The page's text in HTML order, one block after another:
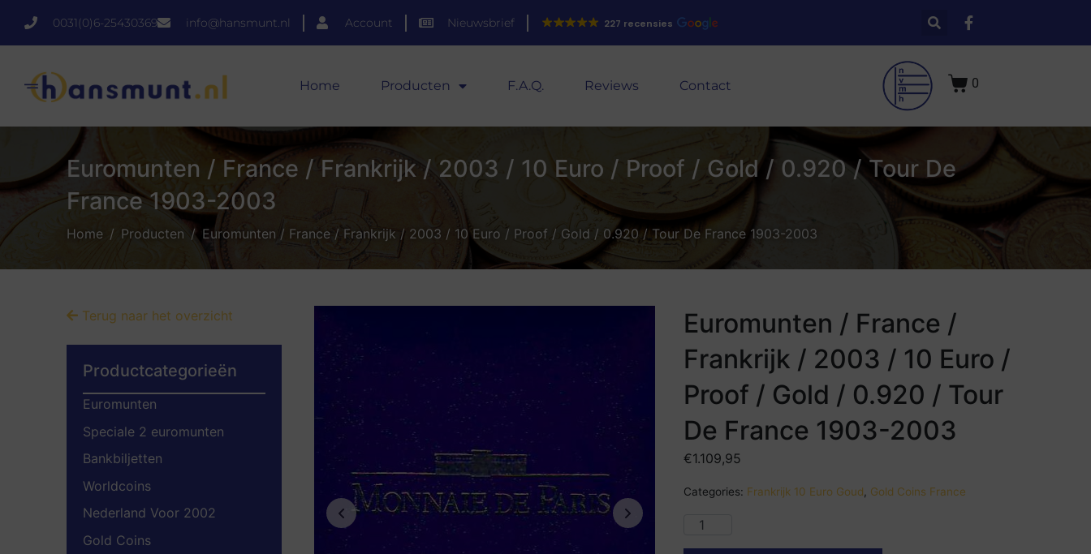
0031(0)6-25430369 info@hansmunt.nl Account Nieuwsbrief 227 recensies
Home Producten F.A.Q. Reviews Contact 0
Euromunten / France / Frankrijk / 2003 / 10 Euro / Proof / Gold / 0.920 / Tour De
France 1903-2003
Home Producten Euromunten / France / Frankrijk / 2003 / 10 Euro / Proof / Gold / 0.920 / Tour De France 1903-2003
Euromunten / France /
Frankrijk / 2003 / 10 Euro /
Proof / Gold / 0.920 / Tour
De France 1903-2003
€1.109,95
Categories: Frankrijk 10 Euro Goud Gold Coins France
Terug naar het overzicht
Productcategorieën
Euromunten
Speciale 2 euromunten
Bankbiljetten
Worldcoins
Nederland Voor 2002
Gold Coins